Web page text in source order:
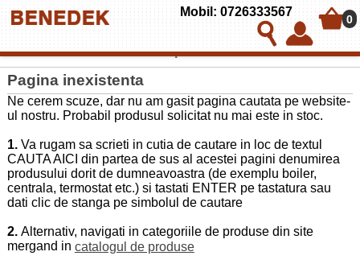
Mobil: 0726333567
0
Politica de utilizare cookies pe BENEDEK & CO SRL
Pagina inexistenta
Ne cerem scuze, dar nu am gasit pagina cautata pe website-
ul nostru. Probabil produsul solicitat nu mai este in stoc.
1. Va rugam sa scrieti in cutia de cautare in loc de textul
CAUTA AICI din partea de sus al acestei pagini denumirea
produsului dorit de dumneavoastra (de exemplu boiler,
centrala, termostat etc.) si tastati ENTER pe tastatura sau
dati clic de stanga pe simbolul de cautare
2. Alternativ, navigati in categoriile de produse din site
mergand in catalogul de produse